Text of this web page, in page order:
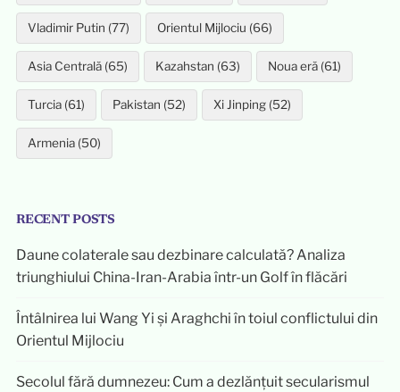
Vladimir Putin (77) Orientul Mijlociu (66)
Asia Centrală (65) Kazahstan (63) Noua eră (61)
Turcia (61) Pakistan (52) Xi Jinping (52)
Armenia (50)
RECENT POSTS
Daune colaterale sau dezbinare calculată? Analiza
triunghiului China-Iran-Arabia într-un Golf în flăcări
Întâlnirea lui Wang Yi și Araghchi în toiul conflictului din
Orientul Mijlociu
Secolul fără dumnezeu: Cum a dezlănțuit secularismul